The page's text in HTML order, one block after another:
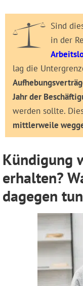
Sind
in der
lag die
Jahr der
werden sollte.
mittlerweile
Kündigung
erhalten?
dagegen